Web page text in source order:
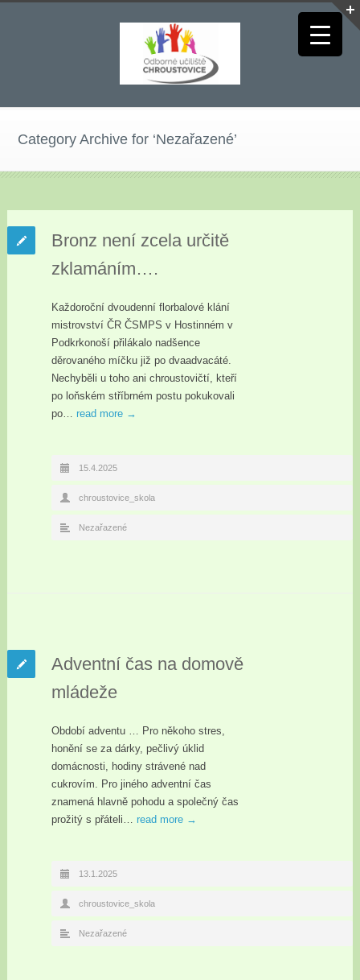
Category Archive for ‘Nezařazené’
Bronz není zcela určitě
zklamáním….
Každoroční dvoudenní florbalové klání
mistrovství ČR ČSMPS v Hostinném v
Podkrkonoší přilákalo nadšence
děrovaného míčku již po dvaadvacáté.
Nechyběli u toho ani chroustovičtí, kteří
po loňském stříbrném postu pokukovali
po… read more →
15.4.2025
chroustovice_skola
Nezařazené
Adventní čas na domově
mládeže
Období adventu … Pro někoho stres,
honění se za dárky, pečlivý úklid
domácnosti, hodiny strávené nad
cukrovím. Pro jiného adventní čas
znamená hlavně pohodu a společný čas
prožitý s přáteli… read more →
13.1.2025
chroustovice_skola
Nezařazené